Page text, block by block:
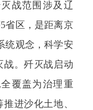
战范围涉及辽
省区，是距离京
统观念，科学安
战。歼灭战启动
覆盖为治理重
进沙化土地、